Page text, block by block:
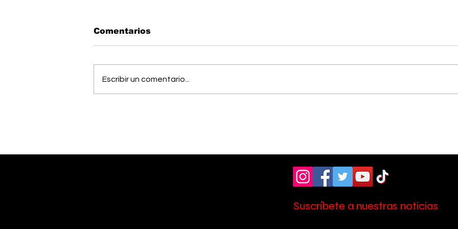
Comentarios
Escribir un comentario...
Suscríbete a nuestras noticias